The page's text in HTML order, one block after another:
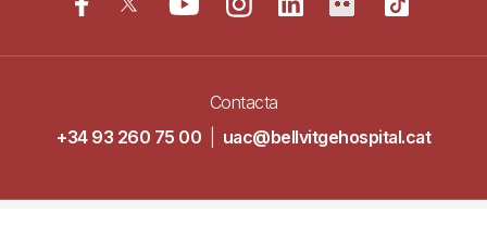
Contacta
+34 93 260 75 00
uac@bellvitgehospital.cat